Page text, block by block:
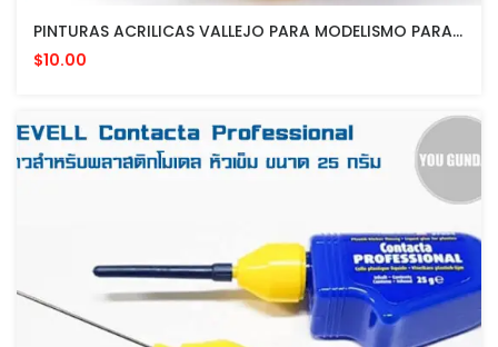
PINTURAS ACRILICAS VALLEJO PARA MODELISMO PARA APLICAR CON PINCEL O AEROGRAFO
$10.00